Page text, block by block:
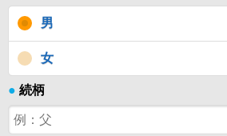
男
女
● 続柄